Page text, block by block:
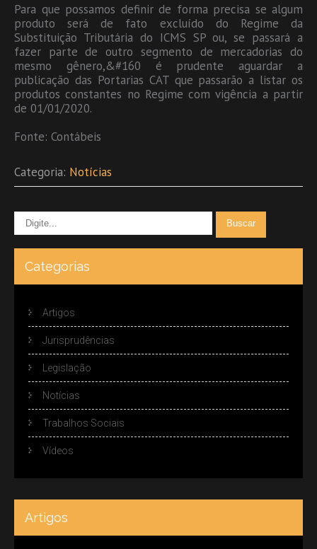
Para que possamos definir de forma precisa se algum
produto será de fato excluído do Regime da
Substituição Tributária do ICMS SP ou, se passará a
fazer parte de outro segmento de mercadorias do
mesmo gênero,&#160 é prudente aguardar a
publicação das Portarias CAT que passarão a listar os
produtos constantes no Regime com vigência a partir
de 01/01/2020.
Fonte: Contábeis
Categoria: Notícias
Categorias
Artigos
Jurisprudências
Legislação
Notícias
Trabalhos Sociais
Vídeos
Artigos